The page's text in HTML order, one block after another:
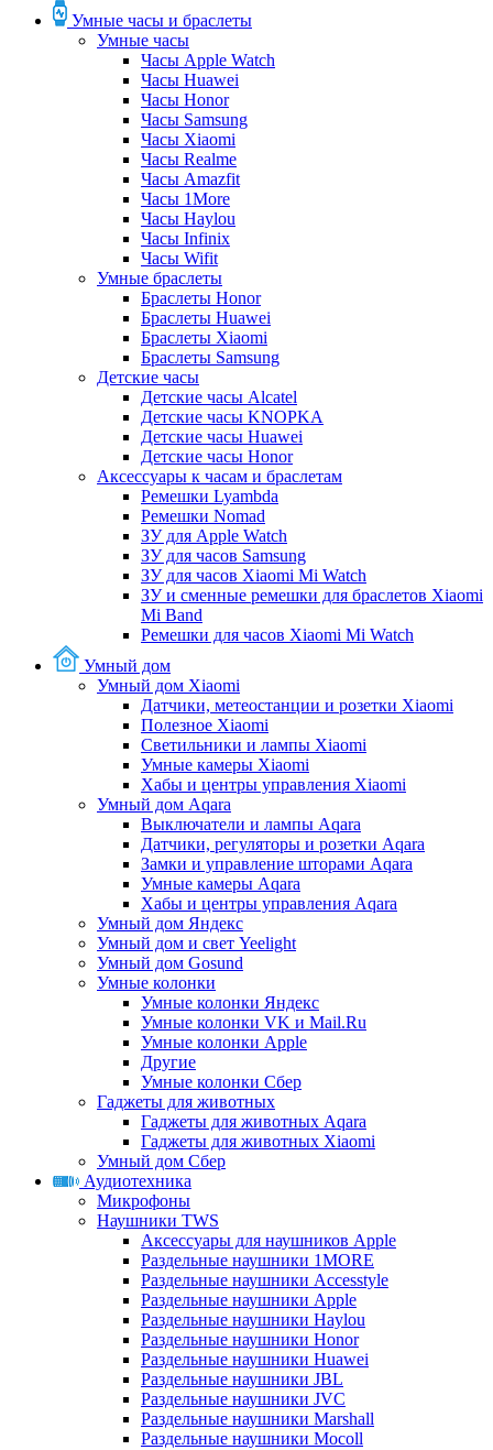
Умные часы и браслеты
Умные часы
Часы Apple Watch
Часы Huawei
Часы Honor
Часы Samsung
Часы Xiaomi
Часы Realme
Часы Amazfit
Часы 1More
Часы Haylou
Часы Infinix
Часы Wifit
Умные браслеты
Браслеты Honor
Браслеты Huawei
Браслеты Xiaomi
Браслеты Samsung
Детские часы
Детские часы Alcatel
Детские часы KNOPKA
Детские часы Huawei
Детские часы Honor
Аксессуары к часам и браслетам
Ремешки Lyambda
Ремешки Nomad
ЗУ для Apple Watch
ЗУ для часов Samsung
ЗУ для часов Xiaomi Mi Watch
ЗУ и сменные ремешки для браслетов Xiaomi
Mi Band
Ремешки для часов Xiaomi Mi Watch
Умный дом
Умный дом Xiaomi
Датчики, метеостанции и розетки Xiaomi
Полезное Xiaomi
Светильники и лампы Xiaomi
Умные камеры Xiaomi
Хабы и центры управления Xiaomi
Умный дом Aqara
Выключатели и лампы Aqara
Датчики, регуляторы и розетки Aqara
Замки и управление шторами Aqara
Умные камеры Aqara
Хабы и центры управления Aqara
Умный дом Яндекс
Умный дом и свет Yeelight
Умный дом Gosund
Умные колонки
Умные колонки Яндекс
Умные колонки VK и Mail.Ru
Умные колонки Apple
Другие
Умные колонки Сбер
Гаджеты для животных
Гаджеты для животных Aqara
Гаджеты для животных Xiaomi
Умный дом Сбер
Аудиотехника
Микрофоны
Наушники TWS
Аксессуары для наушников Apple
Раздельные наушники 1MORE
Раздельные наушники Accesstyle
Раздельные наушники Apple
Раздельные наушники Haylou
Раздельные наушники Honor
Раздельные наушники Huawei
Раздельные наушники JBL
Раздельные наушники JVC
Раздельные наушники Marshall
Раздельные наушники Mocoll